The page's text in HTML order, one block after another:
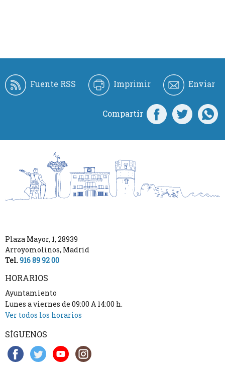
Fuente RSS Imprimir Enviar
Compartir
Plaza Mayor, 1, 28939
Arroyomolinos, Madrid
Tel.916 89 92 00
HORARIOS
Ayuntamiento
Lunes a viernes de 09:00 A 14:00 h.
Ver todos los horarios
SÍGUENOS